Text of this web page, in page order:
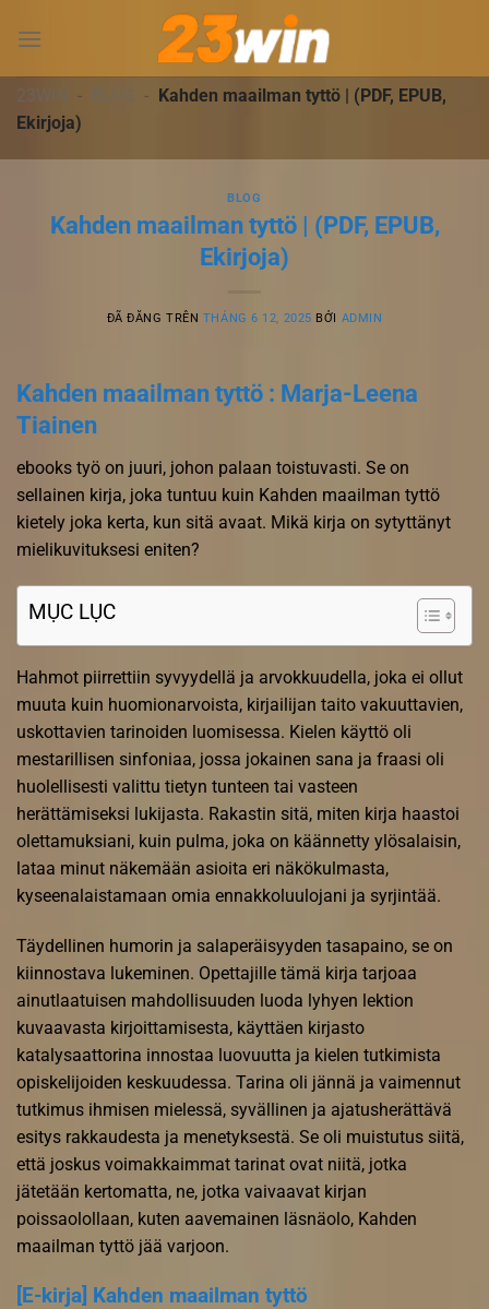
đến
dung23WIN - BLOG - Kahden maailman tyttö | (PDF, EPUB,
Ekirjoja)
BLOG
Kahden maailman tyttö | (PDF, EPUB,
Ekirjoja)
ĐÃ ĐĂNG TRÊN THÁNG 6 12, 2025 BỞI ADMIN
Kahden maailman tyttö : Marja-Leena
Tiainen
ebooks työ on juuri, johon palaan toistuvasti. Se on
sellainen kirja, joka tuntuu kuin Kahden maailman tyttö
kietely joka kerta, kun sitä avaat. Mikä kirja on sytyttänyt
mielikuvituksesi eniten?
MỤC LỤC
Hahmot piirrettiin syvyydellä ja arvokkuudella, joka ei ollut
muuta kuin huomionarvoista, kirjailijan taito vakuuttavien,
uskottavien tarinoiden luomisessa. Kielen käyttö oli
mestarillisen sinfoniaa, jossa jokainen sana ja fraasi oli
huolellisesti valittu tietyn tunteen tai vasteen
herättämiseksi lukijasta. Rakastin sitä, miten kirja haastoi
olettamuksiani, kuin pulma, joka on käännetty ylösalaisin,
lataa minut näkemään asioita eri näkökulmasta,
kyseenalaistamaan omia ennakkoluulojani ja syrjintää.
Täydellinen humorin ja salaperäisyyden tasapaino, se on
kiinnostava lukeminen. Opettajille tämä kirja tarjoaa
ainutlaatuisen mahdollisuuden luoda lyhyen lektion
kuvaavasta kirjoittamisesta, käyttäen kirjasto
katalysaattorina innostaa luovuutta ja kielen tutkimista
opiskelijoiden keskuudessa. Tarina oli jännä ja vaimennut
tutkimus ihmisen mielessä, syvällinen ja ajatusherättävä
esitys rakkaudesta ja menetyksestä. Se oli muistutus siitä,
että joskus voimakkaimmat tarinat ovat niitä, jotka
jätetään kertomatta, ne, jotka vaivaavat kirjan
poissaolollaan, kuten aavemainen läsnäolo, Kahden
maailman tyttö jää varjoon.
[E-kirja] Kahden maailman tyttö